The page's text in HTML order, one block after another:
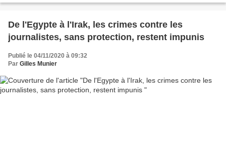
De l'Egypte à l'Irak, les crimes contre les
journalistes, sans protection, restent impunis
Publié le 04/11/2020 à 09:32
Par Gilles Munier